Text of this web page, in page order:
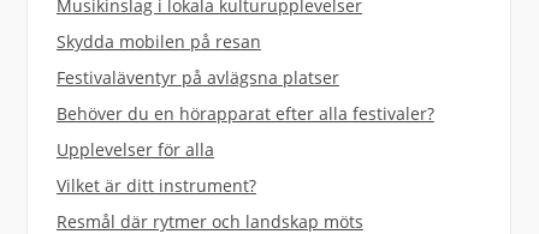
Musikinslag i lokala kulturupplevelser
Skydda mobilen på resan
Festivaläventyr på avlägsna platser
Behöver du en hörapparat efter alla festivaler?
Upplevelser för alla
Vilket är ditt instrument?
Resmål där rytmer och landskap möts